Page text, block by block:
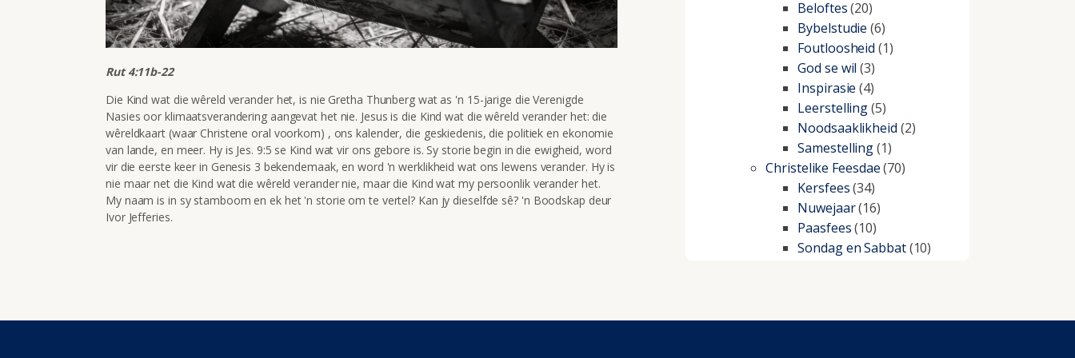
Rut 4:11b-22
Die Kind wat die wêreld verander het, is nie Gretha Thunberg wat as 'n 15-jarige die Verenigde
Nasies oor klimaatsverandering aangevat het nie. Jesus is die Kind wat die wêreld verander het: die
wêreldkaart (waar Christene oral voorkom) , ons kalender, die geskiedenis, die politiek en ekonomie
van lande, en meer. Hy is Jes. 9:5 se Kind wat vir ons gebore is. Sy storie begin in die ewigheid, word
vir die eerste keer in Genesis 3 bekendemaak, en word 'n werklikheid wat ons lewens verander. Hy is
nie maar net die Kind wat die wêreld verander nie, maar die Kind wat my persoonlik verander het.
My naam is in sy stamboom en ek het 'n storie om te vertel? Kan jy dieselfde sê? 'n Boodskap deur
Ivor Jefferies.
Beloftes(20)
Bybelstudie (6)
Foutloosheid (1)
God se wil (3)
Inspirasie (4)
Leerstelling(5)
Noodsaaklikheid (2)
Samestelling(1)
Christelike Feesdae(70)
Kersfees(34)
Nuwejaar(16)
Paasfees(10)
Sondag en Sabbat(10)